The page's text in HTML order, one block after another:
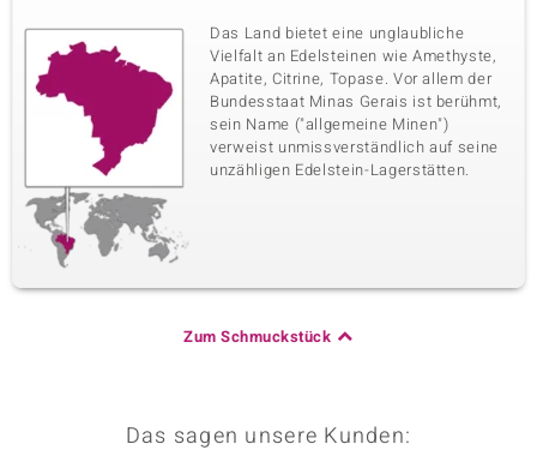
Das Land bietet eine unglaubliche
Vielfalt an Edelsteinen wie Amethyste,
Apatite, Citrine, Topase. Vor allem der
Bundesstaat Minas Gerais ist berühmt,
sein Name ("allgemeine Minen")
verweist unmissverständlich auf seine
unzähligen Edelstein-Lagerstätten.
Zum Schmuckstück
Das sagen unsere Kunden: